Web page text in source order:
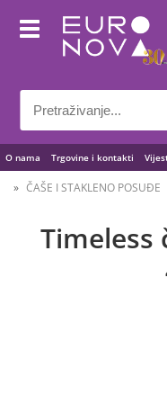
O nama Trgovine i kontakti
ČAŠE I STAKLENO POSUĐE
Timeless